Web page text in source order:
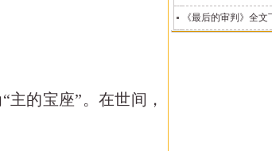
的宝座”。在世间，
《最后的审判》全文